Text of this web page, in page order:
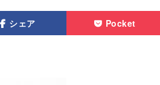
シェア Pocket